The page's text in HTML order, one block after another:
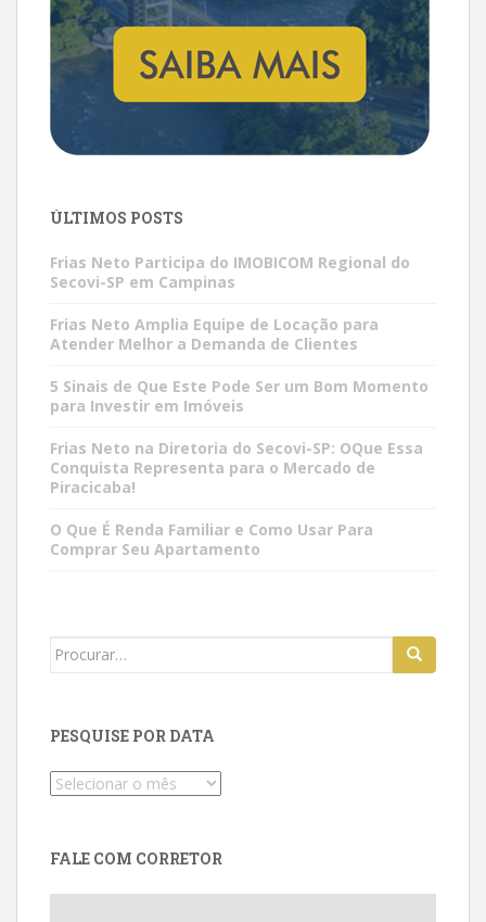
ÚLTIMOS POSTS
Frias Neto Participa do IMOBICOM Regional do
Secovi-SP em Campinas
Frias Neto Amplia Equipe de Locação para
Atender Melhor a Demanda de Clientes
5 Sinais de Que Este Pode Ser um Bom Momento
para Investir em Imóveis
Frias Neto na Diretoria do Secovi-SP: OQue Essa
Conquista Representa para o Mercado de
Piracicaba!
O Que É Renda Familiar e Como Usar Para
Comprar Seu Apartamento
Search
PESQUISE POR DATA
Pesquise
FALE COM CORRETOR